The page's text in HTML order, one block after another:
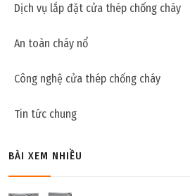
Dịch vụ lắp đặt cửa thép chống cháy
An toàn cháy nổ
Công nghệ cửa thép chống cháy
Tin tức chung
BÀI XEM NHIỀU